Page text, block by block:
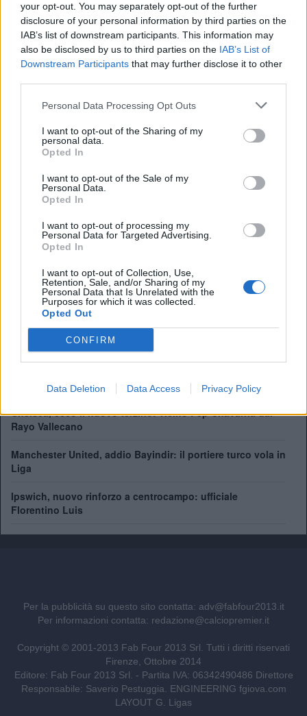
your opt-out. You may separately opt-out of the further
disclosure of your personal information by third parties on the
IAB’s list of downstream participants. This information may
also be disclosed by us to third parties on the IAB’s List of
Downstream Participants that may further disclose it to other
Personal Data Processing Opt Outs
I want to opt-out of the Sharing of my
personal data.
Opted In
I want to opt-out of the Sale of my
Personal Data.
Opted In
I want to opt-out of processing my
Personal Data for Targeted Advertising.
Opted In
I want to opt-out of Collection, Use,
Retention, Sale, and/or Sharing of my
Personal Data that Is Unrelated with the
Purposes for which it was collected.
Opted Out
CONFIRM
Data Deletion Data Access Privacy Policy
Balo ha salutato il 2015 con un post eloquente su
Instagram: “È stato un anno di m…”, ha dichiarato in un
video in inglese. Il desiderato riscatto col Milan non è
arrivato: era partito bene segnando anche un gol
all’Udinese alla prima presenza da titolare, poi si è fermato
per la pubalgia e non gioca da tre mesi. Ma, al momento,
le possibilità che torni nella squadra che ne detiene il
cartellino non sono da scartare: “Non so se Klopp preveda
Mario nel suo progetto – ha detto Raiola – non ne abbiamo
ancora parlato; è presto, ma se Balotelli fa quello che deve
fare potrebbero cambiare la loro opinione nei suoi riguardi.
Con Rodgers non aveva spazio per crescere e siamo stati
costretti ad andarcene. Le qualità di Mario non si discutono
ma è importante avere un allenatore che creda in te e ti dia
la possibilità di mostrare il tuo valore. Quando sarà il
momento, parleremo di questo con Klopp”.
Ufficiale: l'Hull City prende Tzolakis. La cifra record ed i
De Zerbi vuole l'olandese
Chelsea, ecco il nuovo terzino: vicino Pep Chavarría dal
Rayo Vallecano
Manchester United, addio Bayindir: il portiere turco vola in
Liga
Ipswich, nuovo rinforzo a centrocampo: ufficiale
Florentino Luis
Per la pubblicità su questo sito contatta: adv@fabfour2013.it
Per informazioni contatta: redazione@calciopremier.it
Copyright © 2001-2013 Fab Four 2013 Srl. Tutti i diritti riservati
Firenze, Ottobre 2014
Editore: Fab Four 2013 Srl. - Partita IVA: 06342490486 Direttore
Responsabile: Saverio Pestuggia. ENGINEERING fgiova.com
LAYOUT G. Ligas